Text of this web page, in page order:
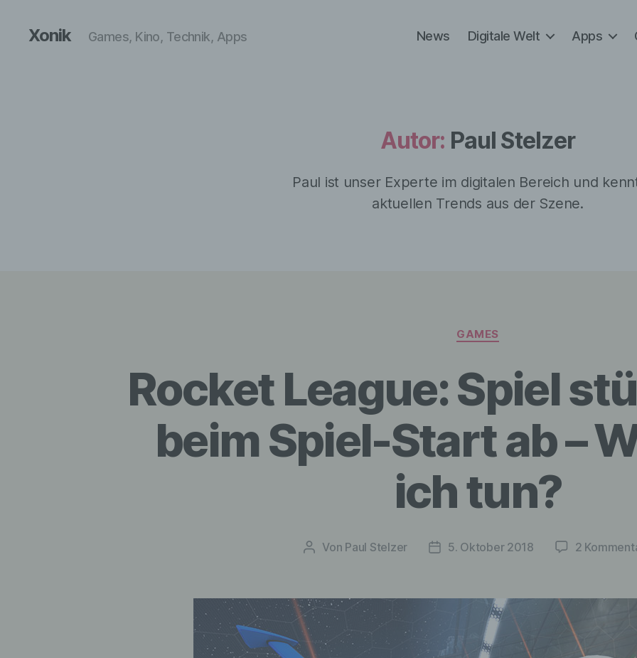
Xonik Games, Kino, Technik, Apps News Digitale Welt Apps
Autor: Paul Stelzer
Paul ist unser Experte im digitalen Bereich und
aktuellen Trends aus der Szene.
Kategorien
GAMES
Rocket League: Spiel
beim Spiel-Start ab –
ich tun?
Beitragsautor
Von Paul Stelzer Veröffentlichungsdatum
5. Oktober 2018 2